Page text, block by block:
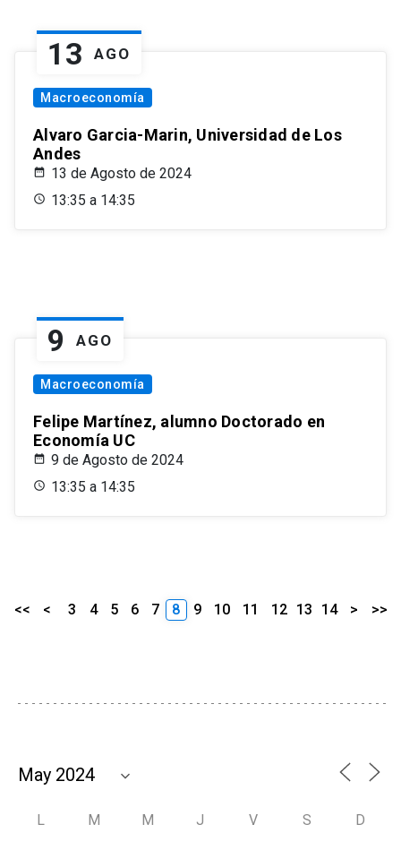
13 AGO
Macroeconomía
Alvaro Garcia-Marin, Universidad de Los
Andes
13 de Agosto de 2024
13:35 a 14:35
9 AGO
Macroeconomía
Felipe Martínez, alumno Doctorado en
Economía UC
9 de Agosto de 2024
13:35 a 14:35
<< < 3 4 5 6 7 8 9 10 11 12 13 14 > >>
L M M J V S D